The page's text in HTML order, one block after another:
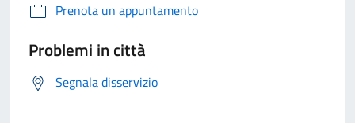
Prenota un appuntamento
Problemi in città
Segnala disservizio